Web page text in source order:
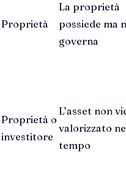
Proprietà
La proprietà
possiede ma
governa
Proprietà o
investitore
L’asset non
valorizzato
tempo